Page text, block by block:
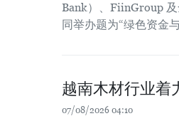
Bank）、FiinGroup
同举办题为“绿色资金
越南木材行业着
07/08/2026 04:10